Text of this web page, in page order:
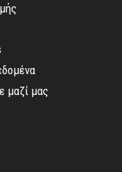
μαζί μας